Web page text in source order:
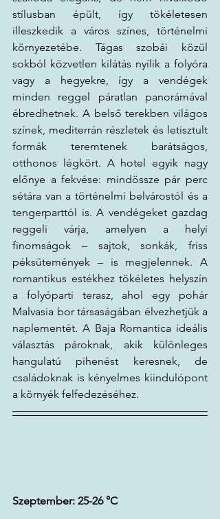
stílusban épült, így tökéletesen
illeszkedik a város színes, történelmi
környezetébe. Tágas szobái közül
sokból közvetlen kilátás nyílik a folyóra
vagy a hegyekre, így a vendégek
minden reggel páratlan panorámával
ébredhetnek. A belső terekben világos
színek, mediterrán részletek és letisztult
formák teremtenek barátságos,
otthonos légkört. A hotel egyik nagy
előnye a fekvése: mindössze pár perc
sétára van a történelmi belvárostól és a
tengerparttól is. A vendégeket gazdag
reggeli várja, amelyen a helyi
finomságok – sajtok, sonkák, friss
péksütemények – is megjelennek. A
romantikus estékhez tökéletes helyszín
a folyóparti terasz, ahol egy pohár
Malvasia bor társaságában élvezhetjük a
naplementét. A Baja Romantica ideális
választás pároknak, akik különleges
hangulatú pihenést keresnek, de
családoknak is kényelmes kiindulópont
a környék felfedezéséhez.
Szeptember: 25-26 °C